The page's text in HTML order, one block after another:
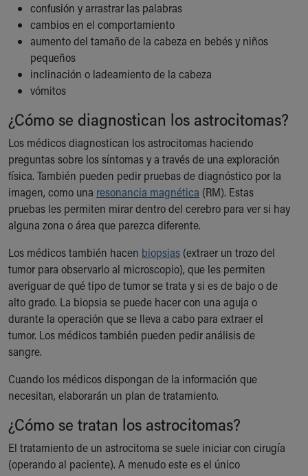
confusión y arrastrar las palabras
cambios en el comportamiento
aumento del tamaño de la cabeza en bebés y niños
pequeños
inclinación o ladeamiento de la cabeza
vómitos
¿Cómo se diagnostican los astrocitomas?
Los médicos diagnostican los astrocitomas haciendo
preguntas sobre los síntomas y a través de una exploración
física. También pueden pedir pruebas de diagnóstico por la
imagen, como una resonancia magnética (RM). Estas
pruebas les permiten mirar dentro del cerebro para ver si hay
alguna zona o área que parezca diferente.
Los médicos también hacen biopsias (extraer un trozo del
tumor para observarlo al microscopio), que les permiten
averiguar de qué tipo de tumor se trata y si es de bajo o de
alto grado. La biopsia se puede hacer con una aguja o
durante la operación que se lleva a cabo para extraer el
tumor. Los médicos también pueden pedir análisis de
sangre.
Cuando los médicos dispongan de la información que
necesitan, elaborarán un plan de tratamiento.
¿Cómo se tratan los astrocitomas?
El tratamiento de un astrocitoma se suele iniciar con cirugía
(operando al paciente). A menudo este es el único